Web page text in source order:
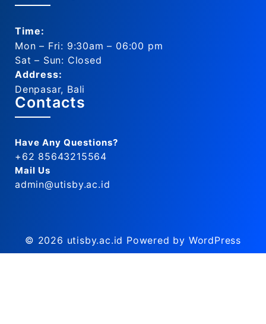
Time:
Mon – Fri: 9:30am – 06:00 pm
Sat – Sun: Closed
Address:
Denpasar, Bali
Contacts
Have Any Questions?
+62 85643215564
Mail Us
admin@utisby.ac.id
© 2026 utisby.ac.id Powered by WordPress